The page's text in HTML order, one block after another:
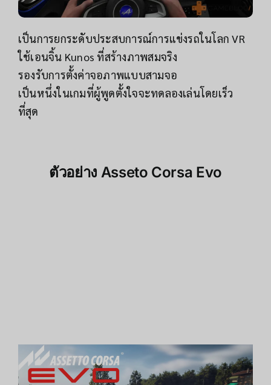
เป็นการยกระดับประสบการณ์การแข่งรถในโลก VR
ใช้เอนจิ้น Kunos ที่สร้างภาพสมจริง
รองรับการตั้งค่าจอภาพแบบสามจอ
เป็นหนึ่งในเกมที่ผู้พูดตั้งใจจะทดลองเล่นโดยเร็ว
ที่สุด
ตัวอย่าง Asseto Corsa Evo